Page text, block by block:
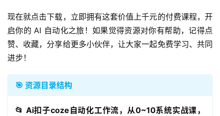
现在就点击下载，立即拥有这套价值上千元的付费课程，开
启你的 AI 自动化之旅！如果觉得资源对你有帮助，记得点
赞、收藏，分享给更多小伙伴，让大家一起免费学习、共同
进步！
🎯 资源目录结构
📂 Ai扣子coze自动化工作流，从0~10系统实战课，